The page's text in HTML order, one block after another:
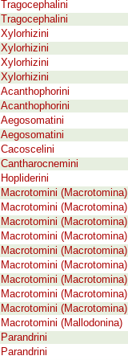
Tragocephalini
Tragocephalini
Xylorhizini
Xylorhizini
Xylorhizini
Xylorhizini
Acanthophorini
Acanthophorini
Aegosomatini
Aegosomatini
Cacoscelini
Cantharocnemini
Hopliderini
Macrotomini (Macrotomina)
Macrotomini (Macrotomina)
Macrotomini (Macrotomina)
Macrotomini (Macrotomina)
Macrotomini (Macrotomina)
Macrotomini (Macrotomina)
Macrotomini (Macrotomina)
Macrotomini (Macrotomina)
Macrotomini (Macrotomina)
Macrotomini (Mallodonina)
Parandrini
Parandrini